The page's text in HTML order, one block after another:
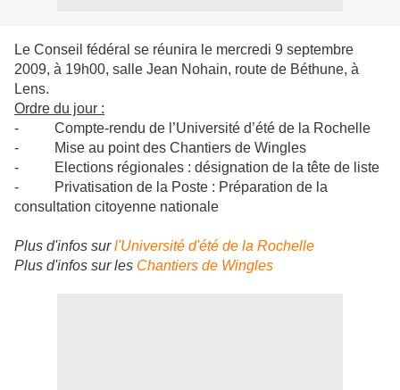
Le Conseil fédéral se réunira le mercredi 9 septembre
2009, à 19h00, salle Jean Nohain, route de Béthune, à
Lens.
Ordre du jour :
- Compte-rendu de l’Université d’été de la Rochelle
- Mise au point des Chantiers de Wingles
- Elections régionales : désignation de la tête de liste
- Privatisation de la Poste : Préparation de la
consultation citoyenne nationale
Plus d'infos sur l'Université d'été de la Rochelle
Plus d'infos sur les Chantiers de Wingles